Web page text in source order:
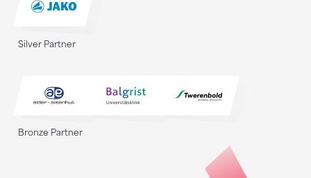
Silver Partner
Bronze Partner